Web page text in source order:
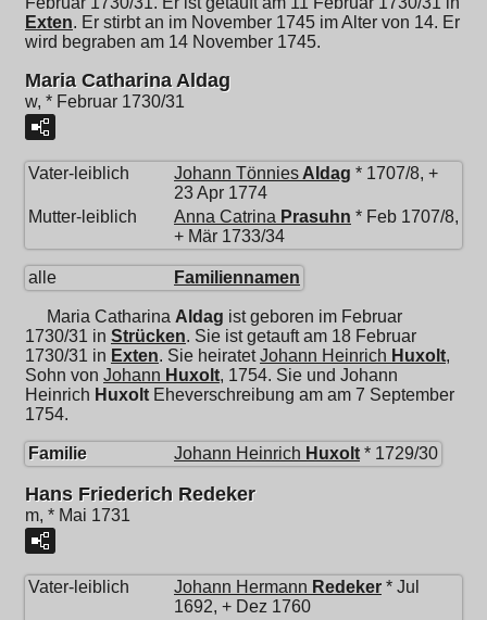
Exten. Er stirbt an im November 1745 im Alter von 14. Er
wird begraben am 14 November 1745.
Maria Catharina Aldag
w, * Februar 1730/31
Vater-leiblich Johann Tönnies Aldag * 1707/8, +
23 Apr 1774
Mutter-leiblich
Anna Catrina Prasuhn * Feb 1707/8,
+ Mär 1733/34
alle Familiennamen
Maria Catharina Aldag ist geboren im Februar
1730/31 in Strücken. Sie ist getauft am 18 Februar
1730/31 in Exten. Sie heiratetJohann Heinrich Huxolt,
Sohn von Johann Huxolt, 1754. Sie und Johann
Heinrich Huxolt Eheverschreibung am am 7 September
1754.
Familie Johann Heinrich Huxolt * 1729/30
Hans Friederich Redeker
m, * Mai 1731
Vater-leiblich Johann Hermann Redeker * Jul
1692, + Dez 1760